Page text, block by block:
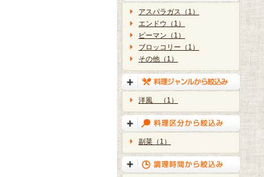
アスパラガス（1）
エンドウ（1）
ピーマン（1）
ブロッコリー（1）
その他（1）
洋風 （1）
副菜（1）